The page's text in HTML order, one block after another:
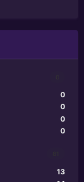
0
0
0
0
13